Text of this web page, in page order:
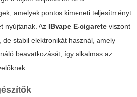
amelyek pontos kimeneti teljesítményt
nyújtanak. Az IBvape E-cigarete viszont
de stabil elektronikát használ, amely
beavatkozását, így alkalmas az